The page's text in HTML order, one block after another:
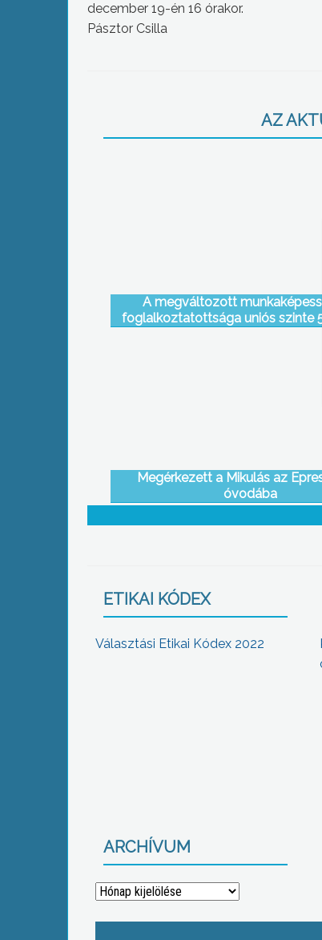
december 19-én 16 órakor.
Pásztor Csilla
AZ
A megváltozott
foglalkoztatottsága uniós szinte
hazánkban azonban alig 10%-uk
Megérkezett a Mikulás az
óvodába
ETIKAI KÓDEX
Választási Etikai Kódex 2022
ARCHÍVUM
Archívum